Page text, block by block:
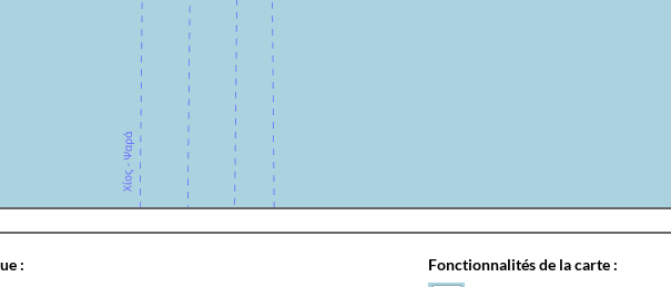
:
Fonctionnalités de la carte :